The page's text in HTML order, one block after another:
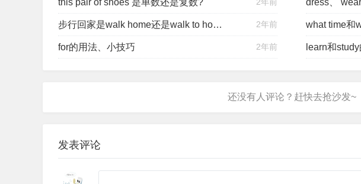
this pair of shoes 是单数还是复数?
步行回家是walk home还是walk to home？ 2年前 what time和
for的用法、小技巧 2年前 learn和
发表评论